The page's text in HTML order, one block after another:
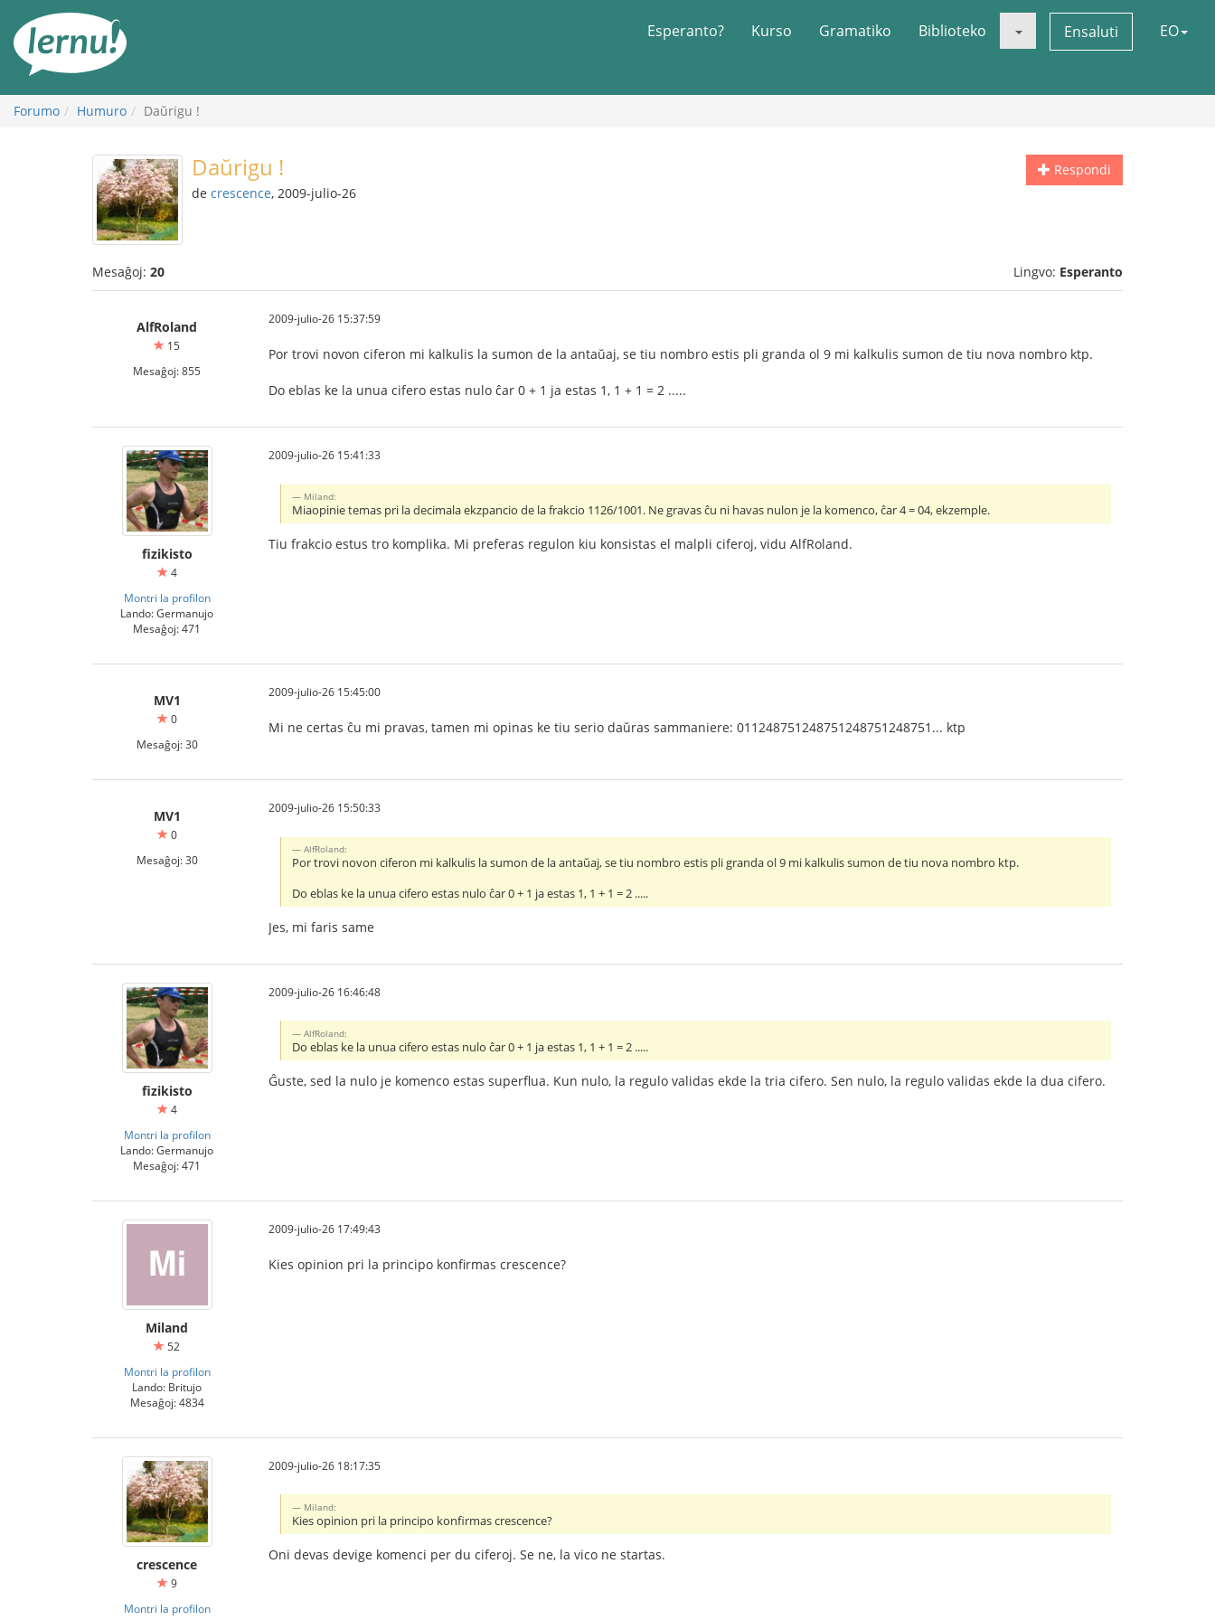
enhavo
Esperanto? Kurso Gramatiko Biblioteko Ensaluti EO
Forumo Humuro Daŭrigu !
Respondi
Daŭrigu !
de crescence, 2009-julio-26
Mesaĝoj: 20 Lingvo: Esperanto
AlfRoland
15
Mesaĝoj: 855
2009-julio-26 15:37:59
Por trovi novon ciferon mi kalkulis la sumon de la antaŭaj, se tiu nombro estis pli granda ol 9 mi kalkulis sumon de tiu nova nombro ktp.
Do eblas ke la unua cifero estas nulo ĉar 0 + 1 ja estas 1, 1 + 1 = 2 .....
fizikisto
4
Montri la profilon
Lando: Germanujo
Mesaĝoj: 471
2009-julio-26 15:41:33
Miland:
Miaopinie temas pri la decimala ekzpancio de la frakcio 1126/1001. Ne gravas ĉu ni havas nulon je la komenco, ĉar 4 = 04, ekzemple.
Tiu frakcio estus tro komplika. Mi preferas regulon kiu konsistas el malpli ciferoj, vidu AlfRoland.
MV1
0
Mesaĝoj: 30
2009-julio-26 15:45:00
Mi ne certas ĉu mi pravas, tamen mi opinas ke tiu serio daŭras sammaniere: 011248751248751248751248751... ktp
MV1
0
Mesaĝoj: 30
2009-julio-26 15:50:33
AlfRoland:
Por trovi novon ciferon mi kalkulis la sumon de la antaŭaj, se tiu nombro estis pli granda ol 9 mi kalkulis sumon de tiu nova nombro ktp.
Do eblas ke la unua cifero estas nulo ĉar 0 + 1 ja estas 1, 1 + 1 = 2 .....
Jes, mi faris same
fizikisto
4
Montri la profilon
Lando: Germanujo
Mesaĝoj: 471
2009-julio-26 16:46:48
AlfRoland:
Do eblas ke la unua cifero estas nulo ĉar 0 + 1 ja estas 1, 1 + 1 = 2 .....
Ĝuste, sed la nulo je komenco estas superflua. Kun nulo, la regulo validas ekde la tria cifero. Sen nulo, la regulo validas ekde la dua cifero.
Miland
52
Montri la profilon
Lando: Britujo
Mesaĝoj: 4834
2009-julio-26 17:49:43
Kies opinion pri la principo konfirmas crescence?
crescence
9
Montri la profilon
2009-julio-26 18:17:35
Miland:
Kies opinion pri la principo konfirmas crescence?
Oni devas devige komenci per du ciferoj. Se ne, la vico ne startas.